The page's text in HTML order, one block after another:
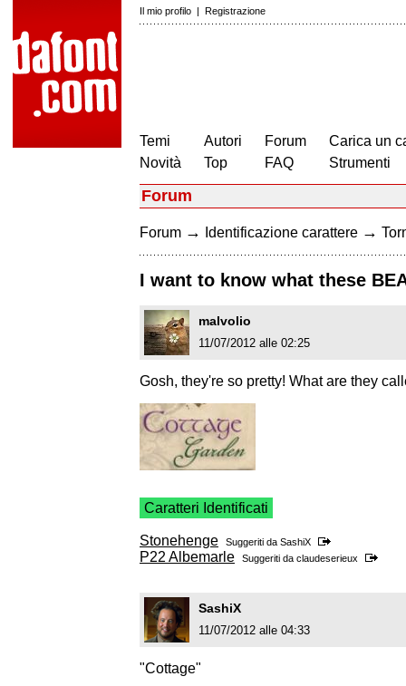
Il mio profilo | Registrazione
Temi
Novità
Autori
Top
Forum
FAQ
Carica un
Strumenti
Forum
Forum → Identificazione carattere →
I want to know what these
malvolio
11/07/2012 alle 02:25
Gosh, they're so pretty! What are they
Caratteri Identificati
Stonehenge Suggeriti da SashiX
P22 Albemarle Suggeriti da claudeserieux
SashiX
11/07/2012 alle 04:33
"Cottage"